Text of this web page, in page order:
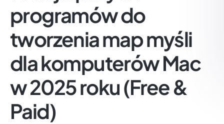
programów do
tworzenia map myśli
dla komputerów Mac
w 2025 roku (Free &
Paid)